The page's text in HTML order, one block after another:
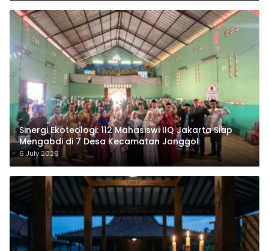
‎Sinergi Ekoteologi: 112 Mahasiswi IIQ Jakarta Siap
Mengabdi di 7 Desa Kecamatan Jonggol
6 July 2026